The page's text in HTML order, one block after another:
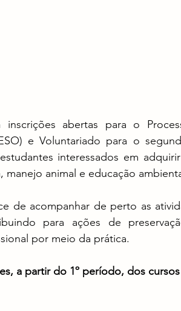
inscrições abertas para o
e Voluntariado para o
interessados em
manejo animal e educação
de acompanhar de perto as
para ações de
por meio da prática.
a partir do 1º período, dos